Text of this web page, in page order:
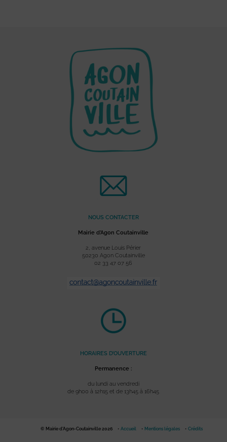
NOUS CONTACTER
Mairie d’Agon Coutainville
2, avenue Louis Périer
50230 Agon Coutainville
02 33 47 07 56
HORAIRES D’OUVERTURE
Permanence :
du lundi au vendredi
de 9h00 à 12h15 et de 13h45 à 16h45
© Mairie d'Agon-Coutainville 2026 Accueil Mentions légales Crédits